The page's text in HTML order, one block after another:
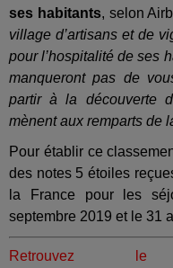
ses habitants, selon
village d’artisans et de
pour l’hospitalité de ses
manqueront pas de
partir à la découverte
mènent aux remparts de
Pour établir ce
des notes 5 étoiles
la France pour les
septembre 2019 et le 31
Retrouvez le